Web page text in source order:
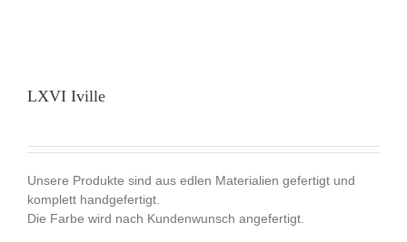
LXVI Iville
Unsere Produkte sind aus edlen Materialien gefertigt und
komplett handgefertigt.
Die Farbe wird nach Kundenwunsch angefertigt.